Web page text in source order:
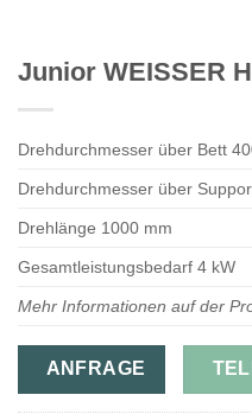
Junior WEISSER
Drehdurchmesser über Bett
Drehdurchmesser über
Drehlänge 1000 mm
Gesamtleistungsbedarf 4 kW
Mehr Informationen auf der
ANFRAGE